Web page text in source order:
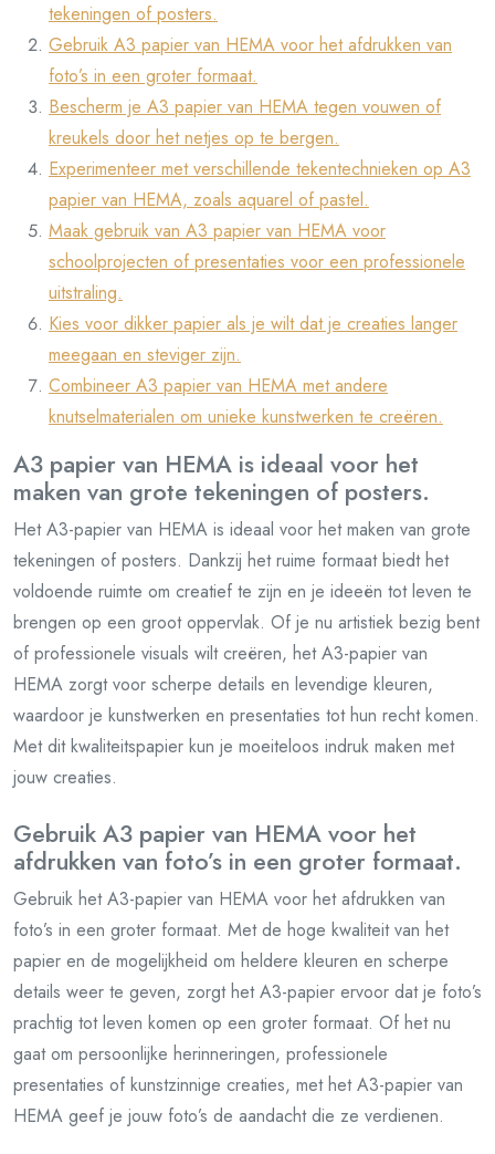
tekeningen of posters.
Gebruik A3 papier van HEMA voor het afdrukken van
foto’s in een groter formaat.
Bescherm je A3 papier van HEMA tegen vouwen of
kreukels door het netjes op te bergen.
Experimenteer met verschillende tekentechnieken op A3
papier van HEMA, zoals aquarel of pastel.
Maak gebruik van A3 papier van HEMA voor
schoolprojecten of presentaties voor een professionele
uitstraling.
Kies voor dikker papier als je wilt dat je creaties langer
meegaan en steviger zijn.
Combineer A3 papier van HEMA met andere
knutselmaterialen om unieke kunstwerken te creëren.
A3 papier van HEMA is ideaal voor het
maken van grote tekeningen of posters.
Het A3-papier van HEMA is ideaal voor het maken van grote
tekeningen of posters. Dankzij het ruime formaat biedt het
voldoende ruimte om creatief te zijn en je ideeën tot leven te
brengen op een groot oppervlak. Of je nu artistiek bezig bent
of professionele visuals wilt creëren, het A3-papier van
HEMA zorgt voor scherpe details en levendige kleuren,
waardoor je kunstwerken en presentaties tot hun recht komen.
Met dit kwaliteitspapier kun je moeiteloos indruk maken met
jouw creaties.
Gebruik A3 papier van HEMA voor het
afdrukken van foto’s in een groter formaat.
Gebruik het A3-papier van HEMA voor het afdrukken van
foto’s in een groter formaat. Met de hoge kwaliteit van het
papier en de mogelijkheid om heldere kleuren en scherpe
details weer te geven, zorgt het A3-papier ervoor dat je foto’s
prachtig tot leven komen op een groter formaat. Of het nu
gaat om persoonlijke herinneringen, professionele
presentaties of kunstzinnige creaties, met het A3-papier van
HEMA geef je jouw foto’s de aandacht die ze verdienen.